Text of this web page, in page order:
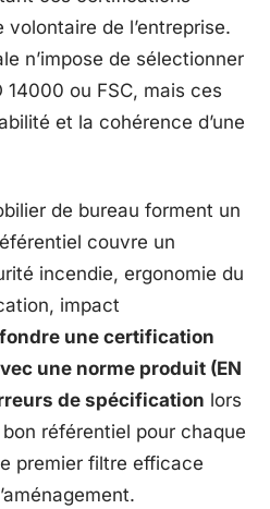
volontaire de l’entreprise.
n’impose de sélectionner
ou FSC, mais ces
et la cohérence d’une
de bureau forment un
couvre un
incendie, ergonomie du
impact
une certification
une norme produit (EN
de spécification lors
référentiel pour chaque
premier filtre efficace